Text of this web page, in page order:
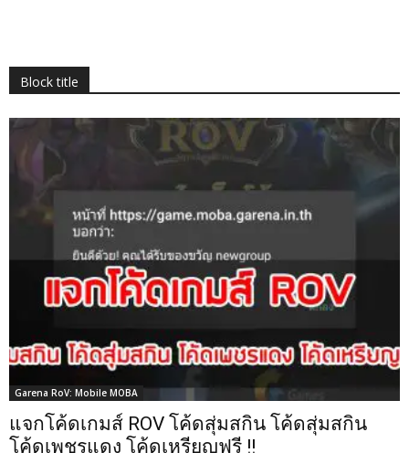
Block title
Garena RoV: Mobile MOBA
แจกโค้ดเกมส์ ROV โค้ดสุ่มสกิน โค้ดสุ่มสกิน
โค้ดเพชรแดง โค้ดเหรียญฟรี !!